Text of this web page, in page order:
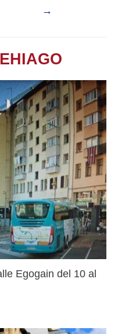
→
Egogain del 10 al